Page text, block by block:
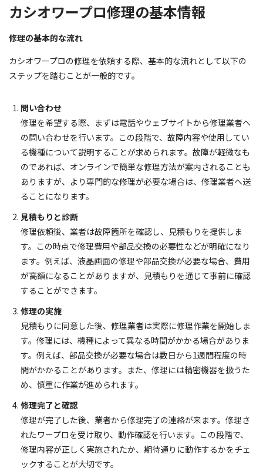
カシオワープロ修理の基本情報
修理の基本的な流れ
カシオワープロの修理を依頼する際、基本的な流れとして以下の
ステップを踏むことが一般的です。
問い合わせ
修理を希望する際、まずは電話やウェブサイトから修理業者へ
の問い合わせを行います。この段階で、故障内容や使用してい
る機種について説明することが求められます。故障が軽微なも
のであれば、オンラインで簡単な修理方法が案内されることも
ありますが、より専門的な修理が必要な場合は、修理業者へ送
ることになります。
見積もりと診断
修理依頼後、業者は故障箇所を確認し、見積もりを提供しま
す。この時点で修理費用や部品交換の必要性などが明確になり
ます。例えば、液晶画面の修理や部品交換が必要な場合、費用
が高額になることがありますが、見積もりを通じて事前に確認
することができます。
修理の実施
見積もりに同意した後、修理業者は実際に修理作業を開始しま
す。修理には、機種によって異なる時間がかかる場合がありま
す。例えば、部品交換が必要な場合は数日から1週間程度の時
間がかかることがあります。また、修理には精密機器を扱うた
め、慎重に作業が進められます。
修理完了と確認
修理が完了した後、業者から修理完了の連絡が来ます。修理さ
れたワープロを受け取り、動作確認を行います。この段階で、
修理内容が正しく実施されたか、期待通りに動作するかをチェ
ックすることが大切です。